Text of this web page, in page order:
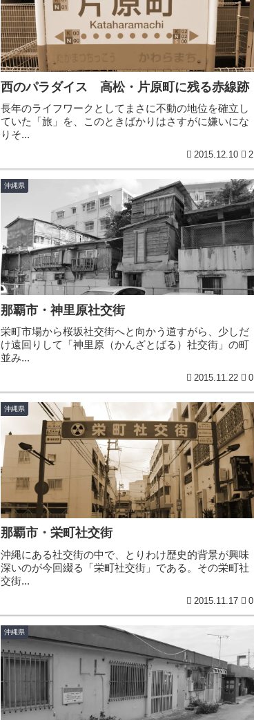
西のパラダイス 高松・片原町に残る赤線跡
長年のライフワークとしてまさに不動の地位を確立し
ていた「旅」を、このときばかりはさすがに嫌いにな
りそ...
2015.12.10 2
沖縄県
那覇市・神里原社交街
栄町市場から桜坂社交街へと向かう道すがら、少しだ
け遠回りして「神里原（かんざとばる）社交街」の町
並み...
2015.11.22 0
沖縄県
那覇市・栄町社交街
沖縄にある社交街の中で、とりわけ歴史的背景が興味
深いのが今回綴る「栄町社交街」である。その栄町社
交街...
2015.11.17 0
沖縄県